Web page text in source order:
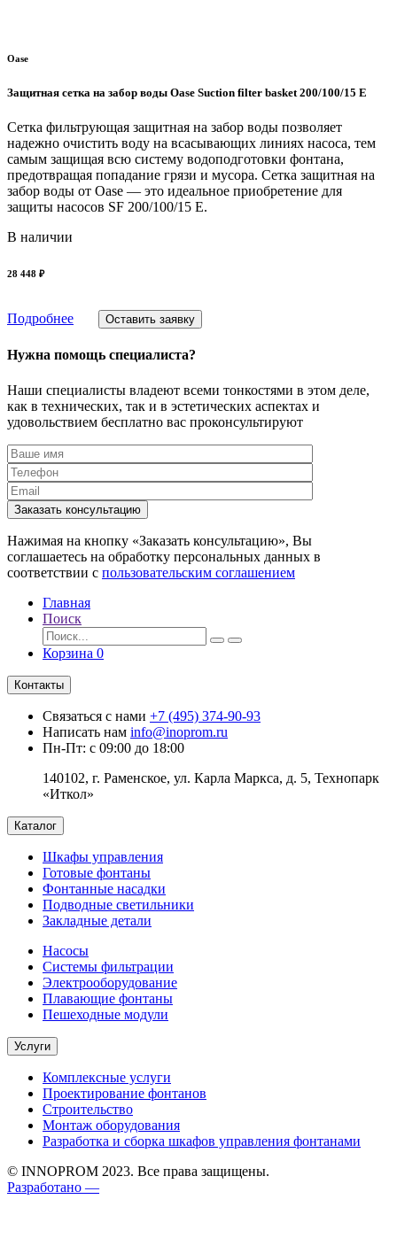
Oase
Защитная сетка на забор воды Oase Suction filter basket 200/100/15 E
Сетка фильтрующая защитная на забор воды позволяет
надежно очистить воду на всасывающих линиях насоса, тем
самым защищая всю систему водоподготовки фонтана,
предотвращая попадание грязи и мусора. Сетка защитная на
забор воды от Oase — это идеальное приобретение для
защиты насосов SF 200/100/15 E.
В наличии
28 448 ₽
Подробнее Оставить заявку
Нужна помощь специалиста?
Наши специалисты владеют всеми тонкостями в этом деле,
как в технических, так и в эстетических аспектах и
удовольствием бесплатно вас проконсультируют
Заказать консультацию
Нажимая на кнопку «Заказать консультацию», Вы
соглашаетесь на обработку персональных данных в
соответствии с пользовательским соглашением
Главная
Поиск
Корзина 0
Контакты
Связаться с нами +7 (495) 374-90-93
Написать нам info@inoprom.ru
Пн-Пт: с 09:00 до 18:00
140102, г. Раменское, ул. Карла Маркса, д. 5, Технопарк
«Иткол»
Каталог
Шкафы управления
Готовые фонтаны
Фонтанные насадки
Подводные светильники
Закладные детали
Насосы
Системы фильтрации
Электрооборудование
Плавающие фонтаны
Пешеходные модули
Услуги
Комплексные услуги
Проектирование фонтанов
Строительство
Монтаж оборудования
Разработка и сборка шкафов управления фонтанами
© INNOPROM 2023. Все права защищены.
Разработано —